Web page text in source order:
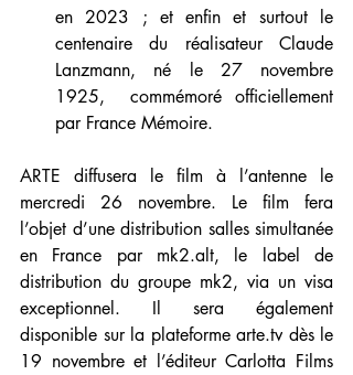
en 2023 ; et enfin et surtout le
centenaire du réalisateur Claude
Lanzmann, né le 27 novembre
1925,  commémoré officiellement
par France Mémoire.
ARTE diffusera le film à l’antenne le
mercredi 26 novembre. Le film fera
l’objet d’une distribution salles simultanée
en France par mk2.alt, le label de
distribution du groupe mk2, via un visa
exceptionnel. Il sera également
disponible sur la plateforme arte.tv dès le
19 novembre et l’éditeur Carlotta Films